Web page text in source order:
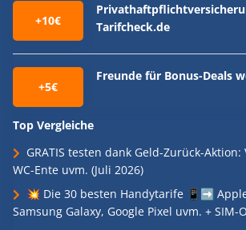
+10€
Tarifcheck.de
+5€
Freunde für Bonus-Deals
Top Vergleiche
GRATIS testen dank Geld-Zurück-Aktion:
WC-Ente uvm. (Juli 2026)
💥 Die 30 besten Handytarife 📱➡️
Samsung Galaxy, Google Pixel uvm. + SIM-